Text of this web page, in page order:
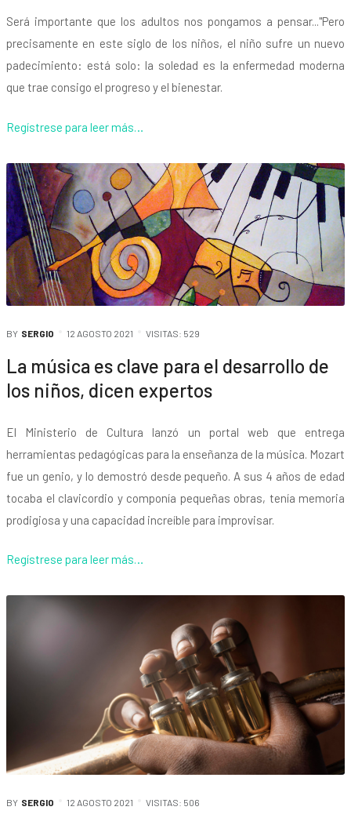
Será importante que los adultos nos pongamos a pensar..."Pero
precisamente en este siglo de los niños, el niño sufre un nuevo
padecimiento: está solo: la soledad es la enfermedad moderna
que trae consigo el progreso y el bienestar.
Regístrese para leer más…
BY SERGIO 12 AGOSTO 2021 VISITAS: 529
La música es clave para el desarrollo de
los niños, dicen expertos
El Ministerio de Cultura lanzó un portal web que entrega
herramientas pedagógicas para la enseñanza de la música. Mozart
fue un genio, y lo demostró desde pequeño. A sus 4 años de edad
tocaba el clavicordio y componía pequeñas obras, tenía memoria
prodigiosa y una capacidad increíble para improvisar.
Regístrese para leer más…
BY SERGIO 12 AGOSTO 2021 VISITAS: 506